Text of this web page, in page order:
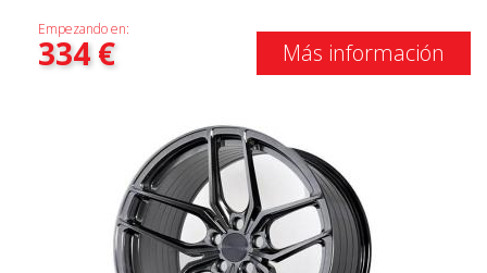
Empezando en:
334€ Más información